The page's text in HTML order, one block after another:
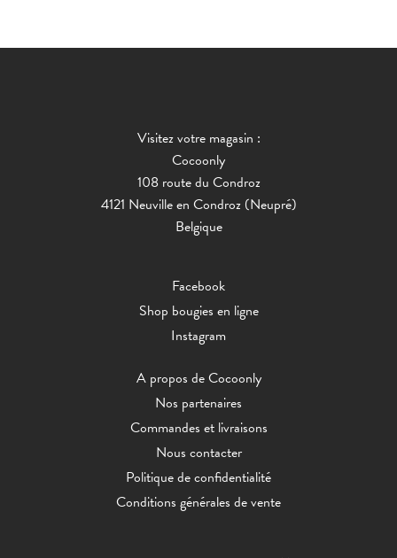
Visitez votre magasin :
Cocoonly
108 route du Condroz
4121 Neuville en Condroz (Neupré)
Belgique
Facebook
Shop bougies en ligne
Instagram
A propos de Cocoonly
Nos partenaires
Commandes et livraisons
Nous contacter
Politique de confidentialité
Conditions générales de vente